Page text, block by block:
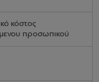
κόστος
προσωπικού